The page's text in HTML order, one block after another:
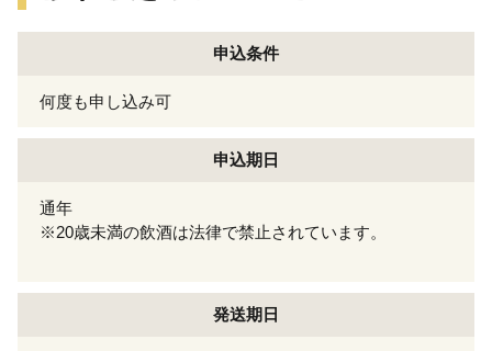
申込条件
何度も申し込み可
申込期日
通年
※20歳未満の飲酒は法律で禁止されています。
発送期日